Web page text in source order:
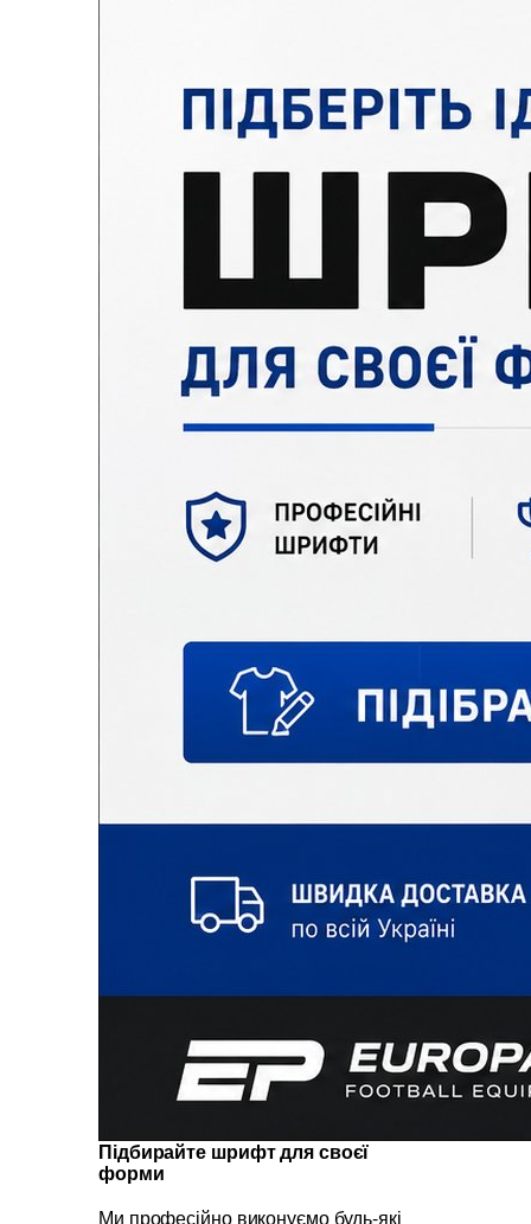
Підбирайте шрифт для своєї
форми
Ми професійно виконуємо будь-які